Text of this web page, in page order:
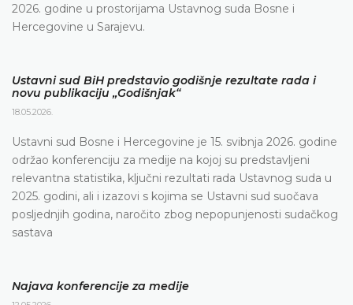
2026. godine u prostorijama Ustavnog suda Bosne i
Hercegovine u Sarajevu.
Ustavni sud BiH predstavio godišnje rezultate rada i
novu publikaciju „Godišnjak“
18.05.2026.
Ustavni sud Bosne i Hercegovine je 15. svibnja 2026. godine
održao konferenciju za medije na kojoj su predstavljeni
relevantna statistika, ključni rezultati rada Ustavnog suda u
2025. godini, ali i izazovi s kojima se Ustavni sud suočava
posljednjih godina, naročito zbog nepopunjenosti sudačkog
sastava
Najava konferencije za medije